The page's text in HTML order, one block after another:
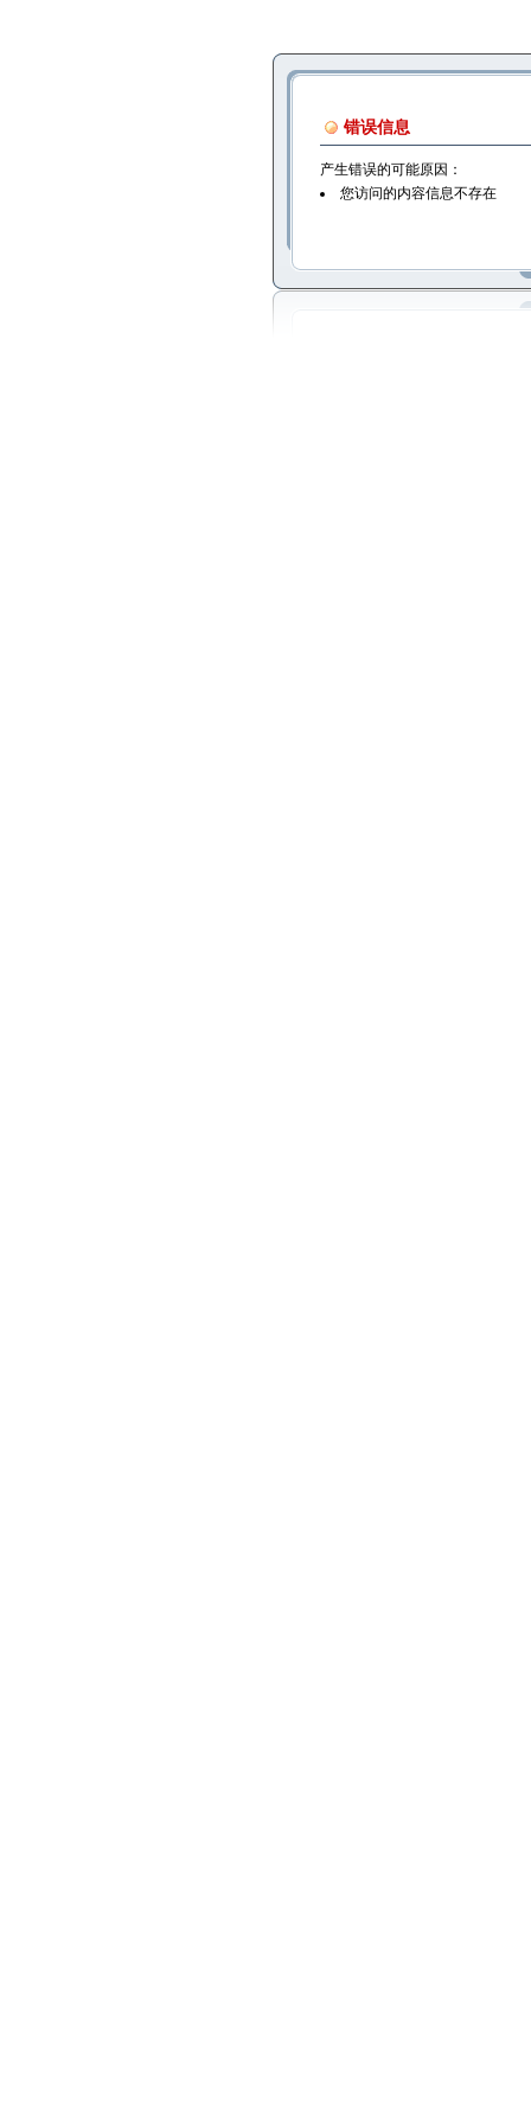
错误信息
产生错误的可能原因：
您访问的内容信息不存在